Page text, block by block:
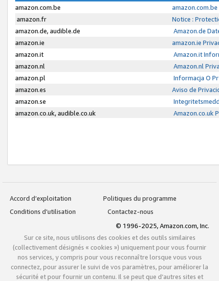
amazon.com.be
amazon.fr
Notice :
amazon.de, audible.de
Amazon.de
amazon.ie
amazon.ie
amazon.it
Amazon.it
amazon.nl
Amazon.nl
amazon.pl
Informacja O
amazon.es
Aviso de
amazon.se
amazon.co.uk, audible.co.uk
Amazon.co.uk
Accord d’exploitation
Politiques du programme
Conditions d’utilisation
Contactez-nous
© 1996-2025, Amazon.com, Inc.
Sur ce site, nous utilisons des cookies et des outils similaires
(collectivement désignés « cookies ») uniquement pour vous fournir
nos services, y compris pour vous reconnaître lorsque vous vous
connectez, pour assurer le suivi de vos paramètres, pour améliorer la
sécurité et pour fournir un contenu. Il se peut que d’autres sites et